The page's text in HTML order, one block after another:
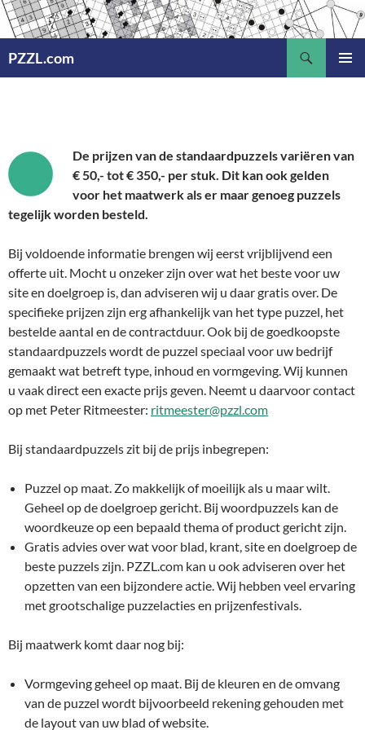
Ga
naar
inhoud
PZZL.com
De prijzen van de standaardpuzzels variëren van
€ 50,- tot€ 350,- per stuk. Dit kan ook gelden
voor het maatwerk als er maar genoeg puzzels
tegelijk worden besteld.
Bij voldoende informatie brengen wij eerst vrijblijvend een
offerte uit. Mocht u onzeker zijn over wat het beste voor uw
site en doelgroep is, dan adviseren wij u daar gratis over. De
specifieke prijzen zijn erg afhankelijk van het type puzzel, het
bestelde aantal en de contractduur. Ook bij de goedkoopste
standaardpuzzels wordt de puzzel speciaal voor uw bedrijf
gemaakt wat betreft type, inhoud en vormgeving. Wij kunnen
u vaak direct een exacte prijs geven. Neemt u daarvoor contact
op met Peter Ritmeester: ritmeester@pzzl.com
Bij standaardpuzzels zit bij de prijs inbegrepen:
Puzzel op maat. Zo makkelijk of moeilijk als u maar wilt.
Geheel op de doelgroep gericht. Bij woordpuzzels kan de
woordkeuze op een bepaald thema of product gericht zijn.
Gratis advies over wat voor blad, krant, site en doelgroep de
beste puzzels zijn. PZZL.com kan u ook adviseren over het
opzetten van een bijzondere actie. Wij hebben veel ervaring
met grootschalige puzzelacties en prijzenfestivals.
Bij maatwerk komt daar nog bij:
Vormgeving geheel op maat. Bij de kleuren en de omvang
van de puzzel wordt bijvoorbeeld rekening gehouden met
de layout van uw blad of website.